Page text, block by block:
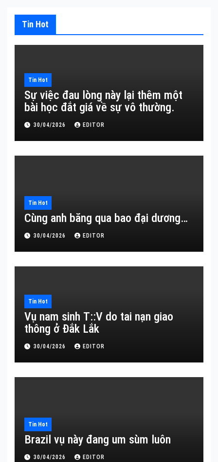
Tin Hot
Tin Hot
Sự việc đau lòng này lại thêm một
bài học đắt giá về sự vô thường.
30/04/2026 EDITOR
Tin Hot
Cùng anh băng qua bao đại dương…
30/04/2026 EDITOR
Tin Hot
Vụ nam sinh T::V do tai nạn giao
thông ở Đắk Lắk
30/04/2026 EDITOR
Tin Hot
Brazil vụ này đang um sùm luôn
30/04/2026 EDITOR